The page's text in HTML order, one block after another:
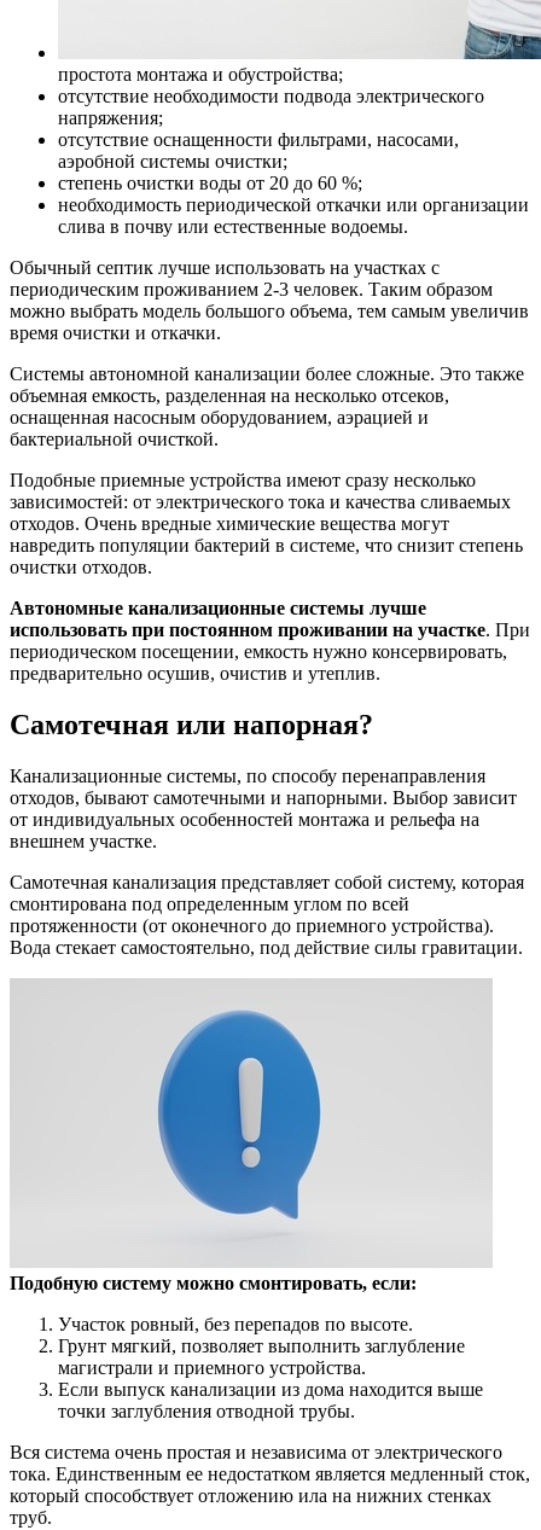
простота монтажа и обустройства;
отсутствие необходимости подвода электрического
напряжения;
отсутствие оснащенности фильтрами, насосами,
аэробной системы очистки;
степень очистки воды от 20 до 60 %;
необходимость периодической откачки или организации
слива в почву или естественные водоемы.
Обычный септик лучше использовать на участках с
периодическим проживанием 2-3 человек. Таким образом
можно выбрать модель большого объема, тем самым увеличив
время очистки и откачки.
Системы автономной канализации более сложные. Это также
объемная емкость, разделенная на несколько отсеков,
оснащенная насосным оборудованием, аэрацией и
бактериальной очисткой.
Подобные приемные устройства имеют сразу несколько
зависимостей: от электрического тока и качества сливаемых
отходов. Очень вредные химические вещества могут
навредить популяции бактерий в системе, что снизит степень
очистки отходов.
Автономные канализационные системы лучше
использовать при постоянном проживании на участке. При
периодическом посещении, емкость нужно консервировать,
предварительно осушив, очистив и утеплив.
Самотечная или напорная?
Канализационные системы, по способу перенаправления
отходов, бывают самотечными и напорными. Выбор зависит
от индивидуальных особенностей монтажа и рельефа на
внешнем участке.
Самотечная канализация представляет собой систему, которая
смонтирована под определенным углом по всей
протяженности (от оконечного до приемного устройства).
Вода стекает самостоятельно, под действие силы гравитации.
Подобную систему можно смонтировать, если:
Участок ровный, без перепадов по высоте.
Грунт мягкий, позволяет выполнить заглубление
магистрали и приемного устройства.
Если выпуск канализации из дома находится выше
точки заглубления отводной трубы.
Вся система очень простая и независима от электрического
тока. Единственным ее недостатком является медленный сток,
который способствует отложению ила на нижних стенках
труб.